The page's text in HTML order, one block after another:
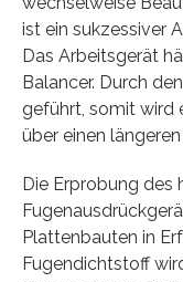
ist ein sukzessiver
Das Arbeitsgerät
Balancer. Durch
geführt, somit wird
über einen
Die Erprobung des
Plattenbauten in
Fugendichtstoff